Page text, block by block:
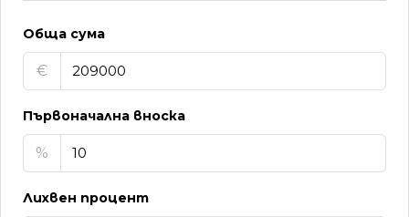
Обща сума
€
Първоначална вноска
%
Лихвен процент